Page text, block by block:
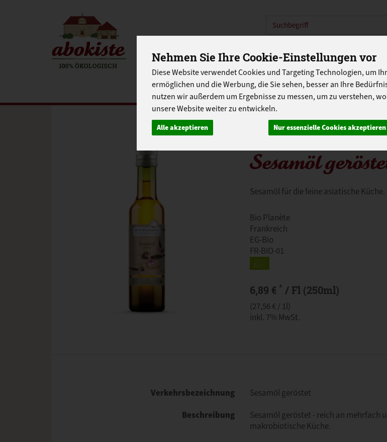
Nehmen Sie Ihre Cookie-Einstellungen vor
Diese Website verwendet Cookies und Targeting Technologien, um
ermöglichen und die Werbung, die Sie sehen, besser an Ihre
nutzen wir außerdem um Ergebnisse zu messen, um zu verstehen,
unsere Website weiter zu entwickeln.
Alle akzeptieren Nur essenzielle Cookies akzeptieren
Produkt
EINKAUFEN ABOKISTEN SO GEHT'S ÜBER
EU-SCHULPROGRAMM
Sesamöl
Sesamöl für die feine asiatische Küche.
Bio Planète
Frankreich
EG-Bio
FR-BIO-01
6,89 € * / Fl (250ml)
(27,56 € / 1l)
inkl. 7% MwSt.
Verkehrsbezeichnung
Sesamöl geröstet
Beschreibung
Sesamöl geröstet - reich an mehrfach
makrobiotische Küche.